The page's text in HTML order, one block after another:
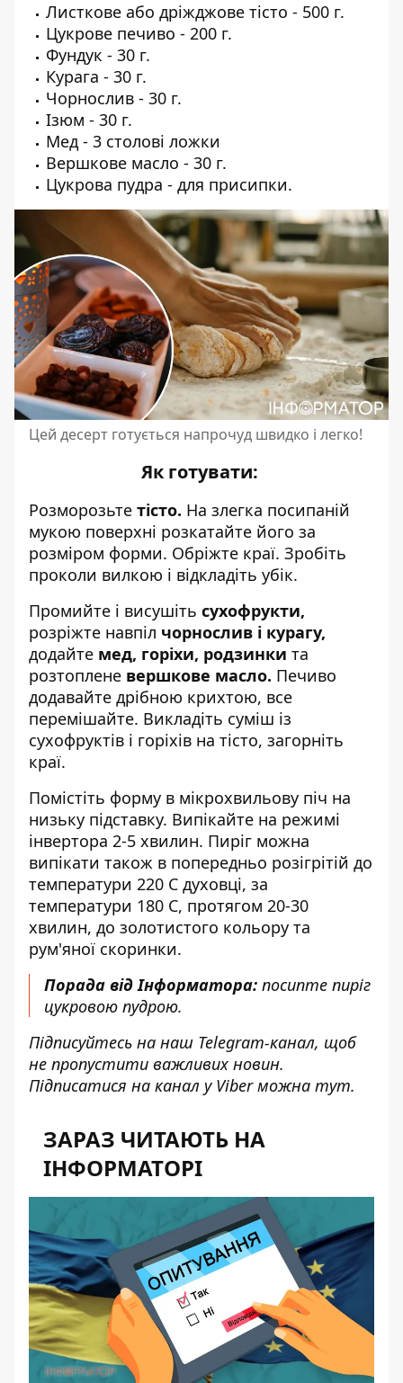
Листкове або дріжджове тісто - 500 г.
Цукрове печиво - 200 г.
Фундук - 30 г.
Курага - 30 г.
Чорнослив - 30 г.
Ізюм - 30 г.
Мед - 3 столові ложки
Вершкове масло - 30 г.
Цукрова пудра - для присипки.
Цей десерт готується напрочуд швидко і легко!
Як готувати:
Розморозьте тісто. На злегка посипаній
мукою поверхні розкатайте його за
розміром форми. Обріжте краї. Зробіть
проколи вилкою і відкладіть убік.
Промийте і висушіть сухофрукти,
розріжте навпіл чорнослив і курагу,
додайте мед, горіхи, родзинки та
розтоплене вершкове масло. Печиво
додавайте дрібною крихтою, все
перемішайте. Викладіть суміш із
сухофруктів і горіхів на тісто, загорніть
краї.
Помістіть форму в мікрохвильову піч на
низьку підставку. Випікайте на режимі
інвертора 2-5 хвилин. Пиріг можна
випікати також в попередньо розігрітій до
температури 220 С духовці, за
температури 180 С, протягом 20-30
хвилин, до золотистого кольору та
рум'яної скоринки.
Порада від Інформатора: посипте пиріг
цукровою пудрою.
Підписуйтесь на наш Telegram-канал, щоб
не пропустити важливих новин.
Підписатися на канал у Viber можна тут.
ЗАРАЗ ЧИТАЮТЬ НА
ІНФОРМАТОРІ